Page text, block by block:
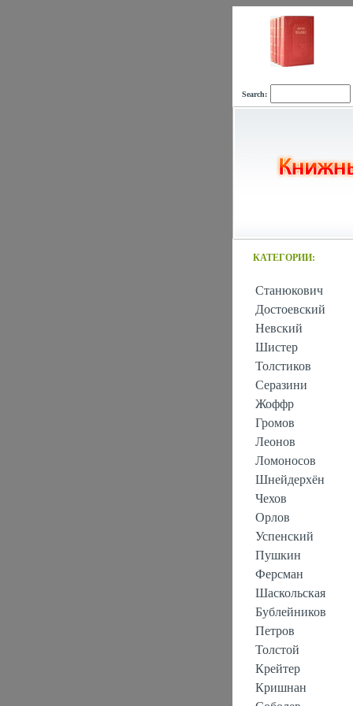
Search:
КАТЕГОРИИ:
Станюкович
Достоевский
Невский
Шистер
Толстиков
Серазини
Жоффр
Громов
Леонов
Ломоносов
Шнейдерхён
Чехов
Орлов
Успенский
Пушкин
Ферсман
Шаскольская
Бублейников
Петров
Толстой
Крейтер
Кришнан